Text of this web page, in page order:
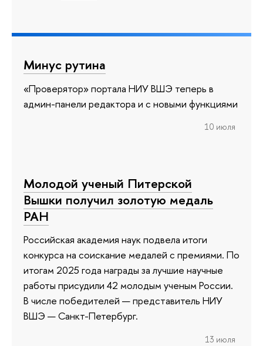
Минус рутина
«Проверятор» портала НИУ ВШЭ теперь в
админ-панели редактора и с новыми функциями
10 июля
Молодой ученый Питерской
Вышки получил золотую медаль
РАН
Российская академия наук подвела итоги
конкурса на соискание медалей с премиями. По
итогам 2025 года награды за лучшие научные
работы присудили 42 молодым ученым России.
В числе победителей — представитель НИУ
ВШЭ — Санкт-Петербург.
13 июля